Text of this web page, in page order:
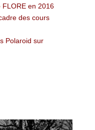
FLORE en 2016
des cours
Polaroid sur